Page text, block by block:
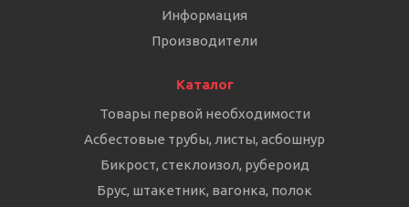
Информация
Производители
Каталог
Товары первой необходимости
Асбестовые трубы, листы, асбошнур
Бикрост, стеклоизол, рубероид
Брус, штакетник, вагонка, полок